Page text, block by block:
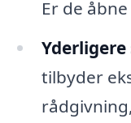
Er de
Yderligere
tilbyder